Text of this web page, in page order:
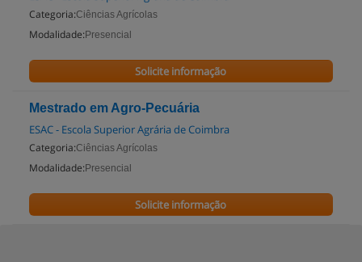
Categoria:Ciências Agrícolas
Modalidade: Presencial
Solicite informação
Mestrado em Agro-Pecuária
ESAC - Escola Superior Agrária de Coimbra
Categoria:Ciências Agrícolas
Modalidade: Presencial
Solicite informação